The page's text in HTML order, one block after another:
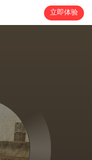
立即体验